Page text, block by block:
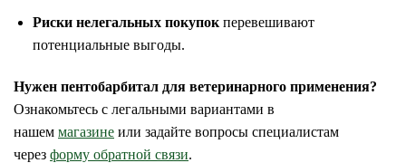
Риски нелегальных покупокперевешивают
потенциальные выгоды.
Нужен пентобарбитал для ветеринарного применения?
Ознакомьтесь с легальными вариантами в
нашем магазине или задайте вопросы специалистам
через форму обратной связи.